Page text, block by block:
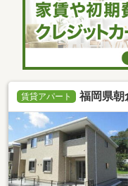
賃貸アパート 福岡県朝